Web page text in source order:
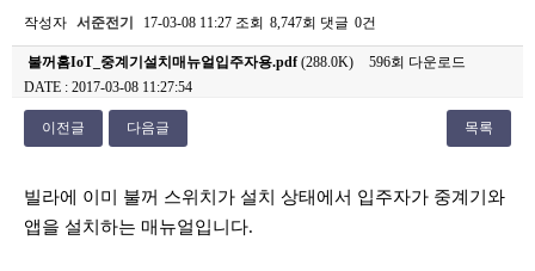
작성자 서준전기 17-03-08 11:27 조회 8,747회 댓글 0건
불꺼홈IoT_중계기설치매뉴얼입주자용.pdf(288.0K)
596회 다운로드
DATE : 2017-03-08 11:27:54
이전글 다음글 목록
빌라에 이미 불꺼 스위치가 설치 상태에서 입주자가 중계기와
앱을 설치하는 매뉴얼입니다.